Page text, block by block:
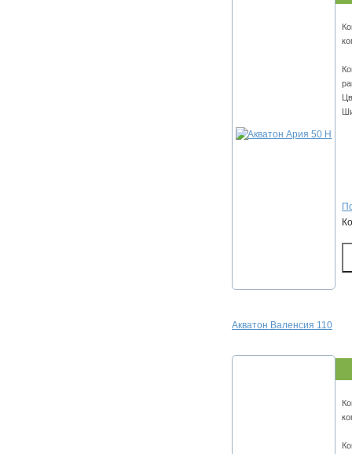
Акватон Валенсия 110